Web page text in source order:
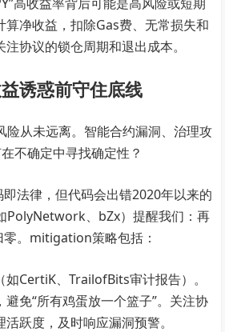
算净收益，扣除Gas费、无常损失和
协议的锁仓周期和退出成本。
诱惑前守住底线
险从未远离。智能合约漏洞、治理攻
不确定中寻找确定性？
法律，但代码会出错2020年以来的
PolyNetwork、bZx）提醒我们：再
零。mitigation策略包括：
CertiK、TrailofBits审计报告）。
免“所有鸡蛋放一个篮子”。关注协
跃度，及时响应漏洞预警。